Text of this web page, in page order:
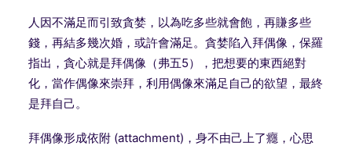
人因不滿足而引致貪婪，以為吃多些就會飽，再賺多些
錢，再結多幾次婚，或許會滿足。貪婪陷入拜偶像，保羅
指出，貪心就是拜偶像（弗五5），把想要的東西絕對
化，當作偶像來崇拜，利用偶像來滿足自己的欲望，最終
是拜自己。
拜偶像形成依附 (attachment) ，身不由己上了癮，心思